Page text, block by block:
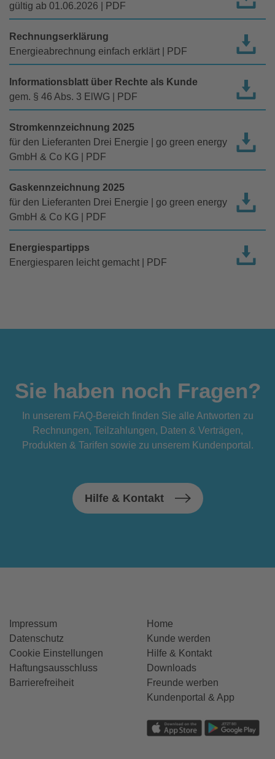
gültig ab 01.06.2026 | PDF
Rechnungserklärung
Energieabrechnung einfach erklärt | PDF
Informationsblatt über Rechte als Kunde
gem. § 46 Abs. 3 ElWG | PDF
Stromkennzeichnung 2025
für den Lieferanten Drei Energie | go green energy
GmbH & Co KG | PDF
Gaskennzeichnung 2025
für den Lieferanten Drei Energie | go green energy
GmbH & Co KG | PDF
Energiespartipps
Energiesparen leicht gemacht | PDF
Sie haben noch Fragen?
In unserem FAQ-Bereich finden Sie alle Antworten zu
Rechnungen, Teilzahlungen, Daten & Verträgen,
Produkten & Tarifen sowie zu unserem Kundenportal.
Hilfe & Kontakt
Impressum
Datenschutz
Cookie Einstellungen
Haftungsausschluss
Barrierefreiheit
Home
Kunde werden
Hilfe & Kontakt
Downloads
Freunde werben
Kundenportal & App